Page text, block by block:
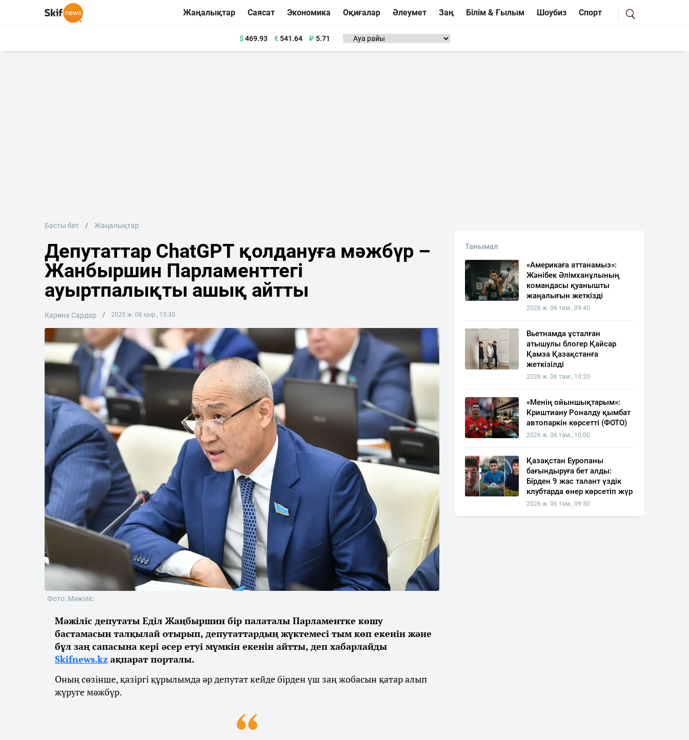
Жаңалықтар Саясат Экономика Оқиғалар Әлеумет Заң Білім & Ғылым Шоубиз Спорт
$469.93 €541.64 ₽ 5.71
Басты бет Жаңалықтар
Депутаттар ChatGPT қолдануға мәжбүр –
Жанбыршин Парламенттегі
ауыртпалықты ашық айтты
Карина Сардар 2025 ж. 08 қыр., 15:30
Фото: Мәжіліс
Мәжіліс депутаты Еділ Жаңбыршин бір палаталы Парламентке көшу
бастамасын талқылай отырып, депутаттардың жүктемесі тым көп екенін және
бұл заң сапасына кері әсер етуі мүмкін екенін айтты, деп хабарлайды
Skifnews.kz ақпарат порталы.
Оның сөзінше, қазіргі құрылымда әр депутат кейде бірден үш заң жобасын қатар алып
жүруге мәжбүр.
Танымал
«Америкаға аттанамыз»:
Жәнібек Әлімханұлының
командасы қуанышты
жаңалығын жеткізді
2026 ж. 06 там., 09:40
Вьетнамда ұсталған
атышулы блогер Қайсар
Қамза Қазақстанға
жеткізілді
2026 ж. 06 там., 10:20
«Менің ойыншықтарым»:
Криштиану Роналду қымбат
автопаркін көрсетті (ФОТО)
2026 ж. 06 там., 10:00
Қазақстан Еуропаны
бағындыруға бет алды:
Бірден 9 жас талант үздік
клубтарда өнер көрсетіп жүр
2026 ж. 06 там., 09:50